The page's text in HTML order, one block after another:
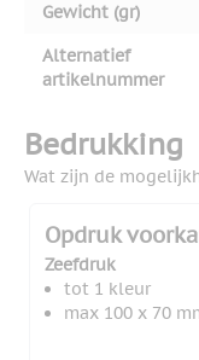
Gewicht (gr)
Alternatief
artikelnummer
Bedrukking
Wat zijn de
Opdruk
Zeefdruk
tot 1 kleur
max 100 x 70